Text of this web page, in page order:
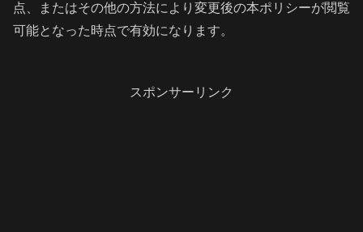
点、またはその他の方法により変更後の本ポリシーが閲覧
可能となった時点で有効になります。
スポンサーリンク